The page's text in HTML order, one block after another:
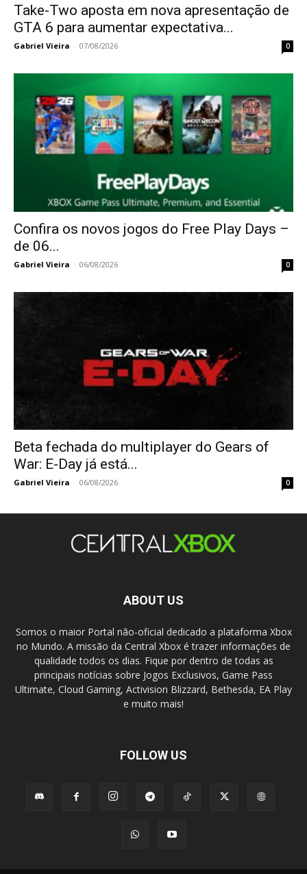
Take-Two aposta em nova apresentação de
GTA 6 para aumentar expectativa...
Gabriel Vieira - 07/08/2026 0
Confira os novos jogos do Free Play Days –
de 06...
Gabriel Vieira - 06/08/2026 0
Beta fechada do multiplayer do Gears of
War: E-Day já está...
Gabriel Vieira - 06/08/2026 0
ABOUT US
Somos o maior Portal não-oficial dedicado a plataforma Xbox
no Mundo. A missão da Central Xbox é trazer informações de
qualidade todos os dias. Fique por dentro de todas as
principais notícias sobre Jogos Exclusivos, Game Pass
Ultimate, Cloud Gaming, Activision Blizzard, Bethesda, EA Play
e muito mais!
FOLLOW US